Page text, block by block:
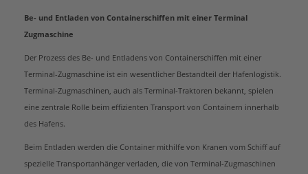
Be- und Entladen von Containerschiffen mit einer Terminal
Zugmaschine
Der Prozess des Be- und Entladens von Containerschiffen mit einer
Terminal-Zugmaschine ist ein wesentlicher Bestandteil der Hafenlogistik.
Terminal-Zugmaschinen, auch als Terminal-Traktoren bekannt, spielen
eine zentrale Rolle beim effizienten Transport von Containern innerhalb
des Hafens.
Beim Entladen werden die Container mithilfe von Kranen vom Schiff auf
spezielle Transportanhänger verladen, die von Terminal-Zugmaschinen